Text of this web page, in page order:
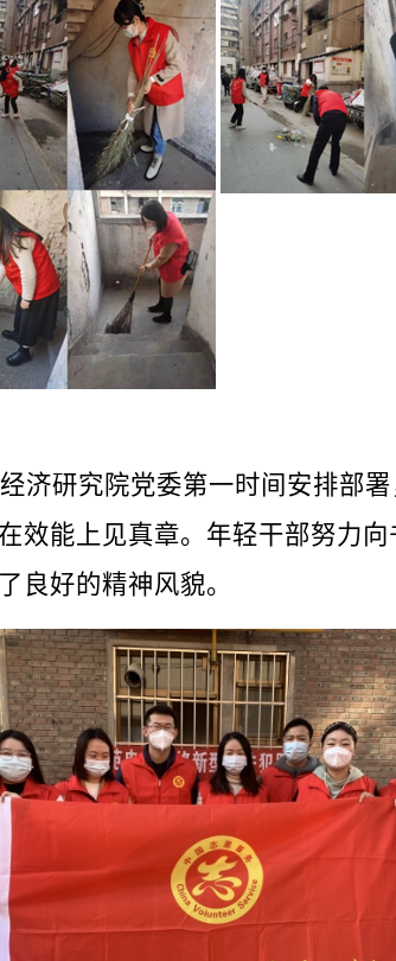
研究院党委第一时间安排部署
效能上见真章。年轻干部努力
良好的精神风貌。